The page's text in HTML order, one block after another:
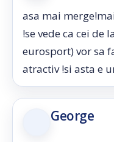
asa mai
!se vede ca cei de
eurosport) vor sa
atractiv !si asta e
George